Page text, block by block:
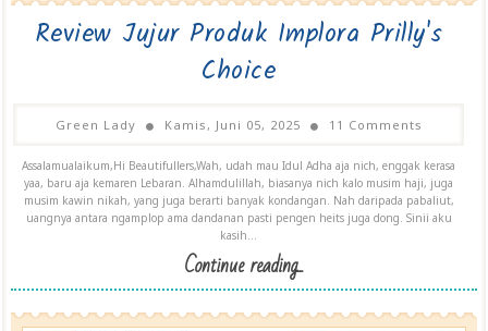
Review Jujur Produk Implora Prilly's
Choice
Green Lady Kamis, Juni 05, 2025 11 Comments
Assalamualaikum,Hi Beautifullers,Wah, udah mau Idul Adha aja nich, enggak kerasa
yaa, baru aja kemaren Lebaran. Alhamdulillah, biasanya nich kalo musim haji, juga
musim kawin nikah, yang juga berarti banyak kondangan. Nah daripada pabaliut,
uangnya antara ngamplop ama dandanan pasti pengen heits juga dong. Sinii aku
kasih...
Continue reading...